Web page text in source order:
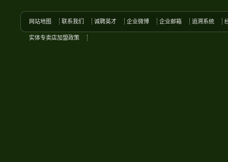
网站地图 联系我们 诚聘英才 企业微博 企业邮箱 追溯系统
实体专卖店加盟政策